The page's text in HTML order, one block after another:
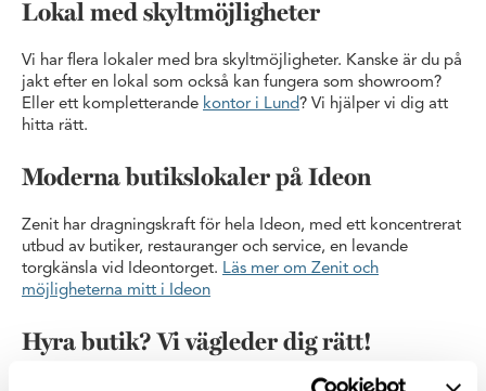
Lokal med skyltmöjligheter
Vi har flera lokaler med bra skyltmöjligheter. Kanske är du på
jakt efter en lokal som också kan fungera som showroom?
Eller ett kompletterande kontor i Lund? Vi hjälper vi dig att
hitta rätt.
Moderna butikslokaler på Ideon
Zenit har dragningskraft för hela Ideon, med ett koncentrerat
utbud av butiker, restauranger och service, en levande
torgkänsla vid Ideontorget. Läs mer om Zenit och
möjligheterna mitt i Ideon
Hyra butik? Vi vägleder dig rätt!